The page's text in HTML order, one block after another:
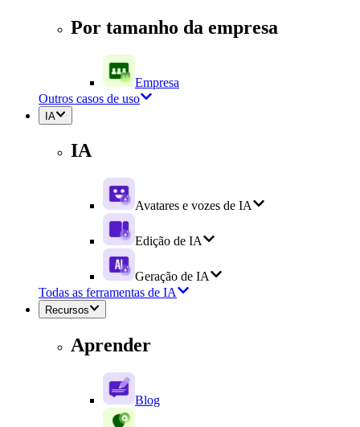
Por tamanho da empresa
Empresa
Outros casos de uso
IA
IA
Avatares e vozes de IA
Edição de IA
Geração de IA
Todas as ferramentas de IA
Recursos
Aprender
Blog